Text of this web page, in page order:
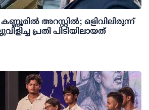
അറസ്റ്റില്‍; ഒളിവിലിരുന്ന്
പ്രതി പിടിയിലായത്